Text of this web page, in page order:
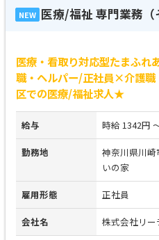
NEW 医療/福祉 専門業務（
医療・看取り対応型たまふれ
職・ヘルパー/正社員×介護
区での医療/福祉求人★
給与 時給 1342円
勤務地
神奈川県川崎
いの家
雇用形態 正社員
会社名 株式会社リー